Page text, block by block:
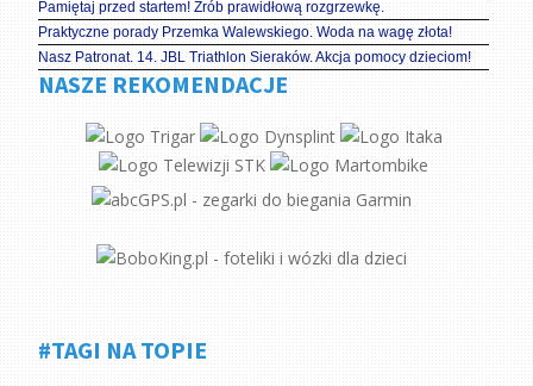
Pamiętaj przed startem! Zrób prawidłową rozgrzewkę.
Praktyczne porady Przemka Walewskiego. Woda na wagę złota!
Nasz Patronat. 14. JBL Triathlon Sieraków. Akcja pomocy dzieciom!
NASZE REKOMENDACJE
#TAGI NA TOPIE